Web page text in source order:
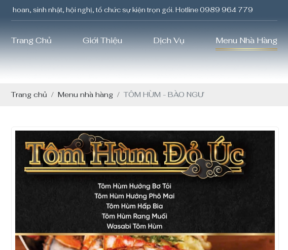
hội nghị, tổ chức sự kiện trọn gói. Hotline 0989 964 779
Trang Chủ Giới Thiệu Dịch Vụ Menu Nhà Hàng
Trang chủ Menu nhà hàng TÔM HÙM - BÀO NGƯ